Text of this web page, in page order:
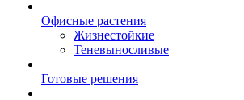
Офисные растения
Жизнестойкие
Теневыносливые
Готовые решения